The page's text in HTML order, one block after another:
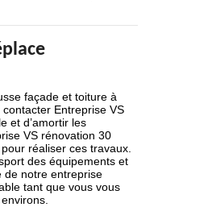
façade et toiture à
Entreprise VS
et d’amortir les
VS rénovation 30
réaliser ces travaux.
des équipements et
de notre entreprise
tant que vous vous